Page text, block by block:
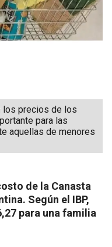
los precios de los
para las
aquellas de menores
de la Canasta
Según el IBP,
para una familia